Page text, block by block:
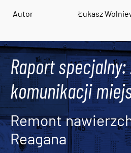
Autor Łukasz
Raport
komunikacji
Remont
Reagana